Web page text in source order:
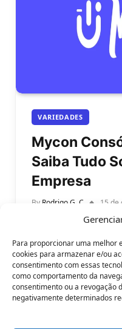
Para proporcionar uma melhor
cookies para armazenar e/ou
consentimento com essas
como comportamento da
consentimento ou a revogação
negativamente determinados
VARIEDADES
Mycon
Saiba Tudo
Empresa
By Rodrigo G. C 15 de
Mycon Consórcio é
Essa Empresa de
Mycon Consórcio?